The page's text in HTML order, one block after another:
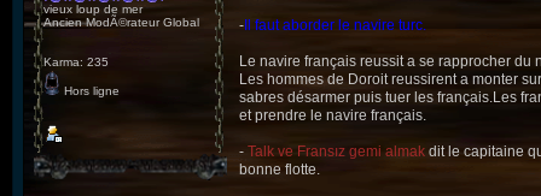
vieux loup de mer
Ancien ModÃ©rateur Global
Karma: 235
Hors ligne
- Il faut aborder le navire turc.
Le navire français reussit a se rapprocher du
Les hommes de Doroit reussirent a monter
sabres désarmer puis tuer les français.Les
et prendre le navire français.
- Talk ve Fransız gemi almak dit le capitaine
bonne flotte.